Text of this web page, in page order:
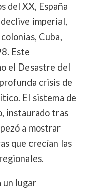
del XX, España
imperial,
Cuba,
Este
el Desastre del
crisis de
El sistema de
instaurado tras
a mostrar
que crecían las
un lugar